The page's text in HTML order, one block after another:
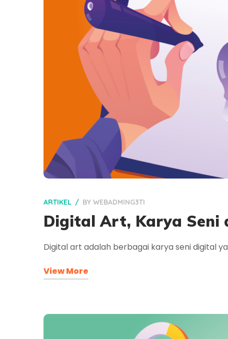
ARTIKEL BY WEBADMING3TI
Digital Art, Karya Seni
Digital art adalah berbagai karya seni digital
View More